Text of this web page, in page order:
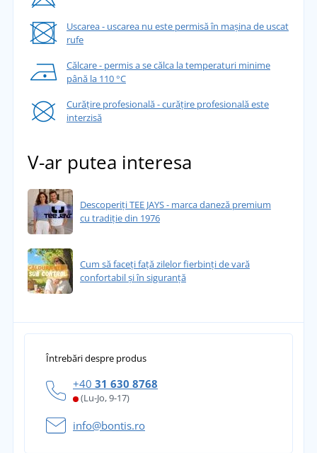
Uscarea - uscarea nu este permisă în mașina de uscat
rufe
Călcare - permis a se călca la temperaturi minime
până la 110 °C
Curățire profesională - curățire profesională este
interzisă
V-ar putea interesa
Descoperiți TEE JAYS - marca daneză premium
cu tradiție din 1976
Cum să faceți față zilelor fierbinți de vară
confortabil și în siguranță
Întrebări despre produs
+40 31 630 8768
(Lu-Jo, 9-17)
info@bontis.ro